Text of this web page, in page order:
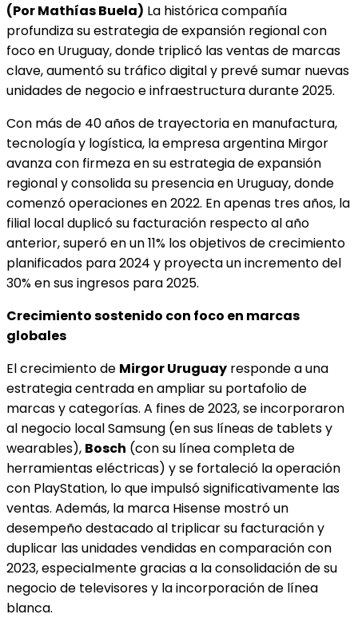
(Por Mathías Buela) La histórica compañía
profundiza su estrategia de expansión regional con
foco en Uruguay, donde triplicó las ventas de marcas
clave, aumentó su tráfico digital y prevé sumar nuevas
unidades de negocio e infraestructura durante 2025.
Con más de 40 años de trayectoria en manufactura,
tecnología y logística, la empresa argentina Mirgor
avanza con firmeza en su estrategia de expansión
regional y consolida su presencia en Uruguay, donde
comenzó operaciones en 2022. En apenas tres años, la
filial local duplicó su facturación respecto al año
anterior, superó en un 11% los objetivos de crecimiento
planificados para 2024 y proyecta un incremento del
30% en sus ingresos para 2025.
Crecimiento sostenido con foco en marcas
globales
El crecimiento de Mirgor Uruguay responde a una
estrategia centrada en ampliar su portafolio de
marcas y categorías. A fines de 2023, se incorporaron
al negocio local Samsung (en sus líneas de tablets y
wearables), Bosch (con su línea completa de
herramientas eléctricas) y se fortaleció la operación
con PlayStation, lo que impulsó significativamente las
ventas. Además, la marca Hisense mostró un
desempeño destacado al triplicar su facturación y
duplicar las unidades vendidas en comparación con
2023, especialmente gracias a la consolidación de su
negocio de televisores y la incorporación de línea
blanca.